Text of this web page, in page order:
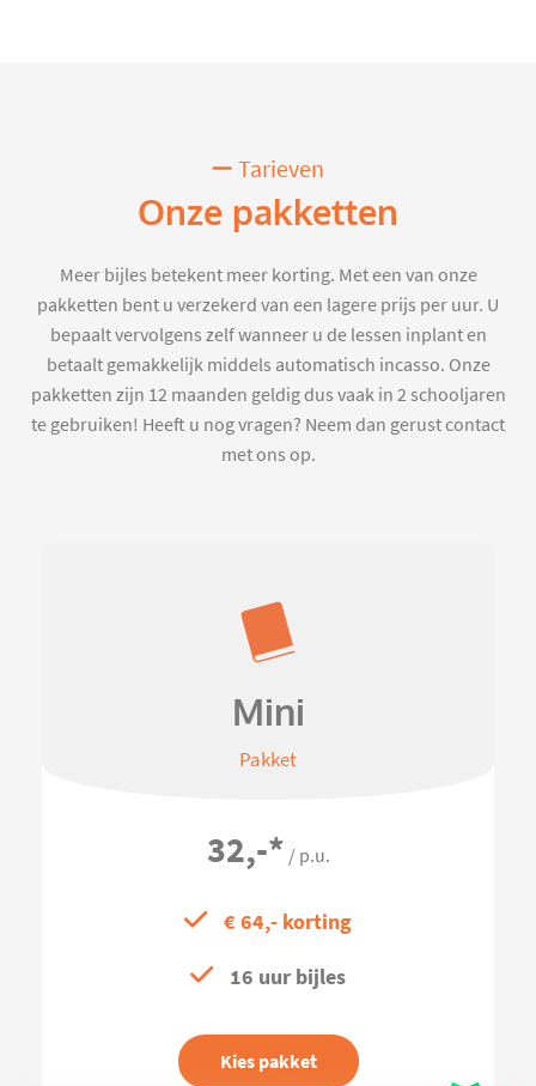
Tarieven
Onze pakketten
Meer bijles betekent meer korting. Met een van onze
pakketten bent u verzekerd van een lagere prijs per uur. U
bepaalt vervolgens zelf wanneer u de lessen inplant en
betaalt gemakkelijk middels automatisch incasso. Onze
pakketten zijn 12 maanden geldig dus vaak in 2 schooljaren
te gebruiken! Heeft u nog vragen? Neem dan gerust contact
met ons op.
Mini
Pakket
32,-* / p.u.
€ 64,- korting
16 uur bijles
Kies pakket